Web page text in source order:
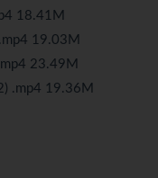
18.41M
19.03M
23.49M
.mp4 19.36M